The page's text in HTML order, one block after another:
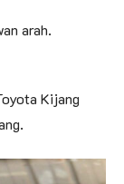
arah.
Kijang